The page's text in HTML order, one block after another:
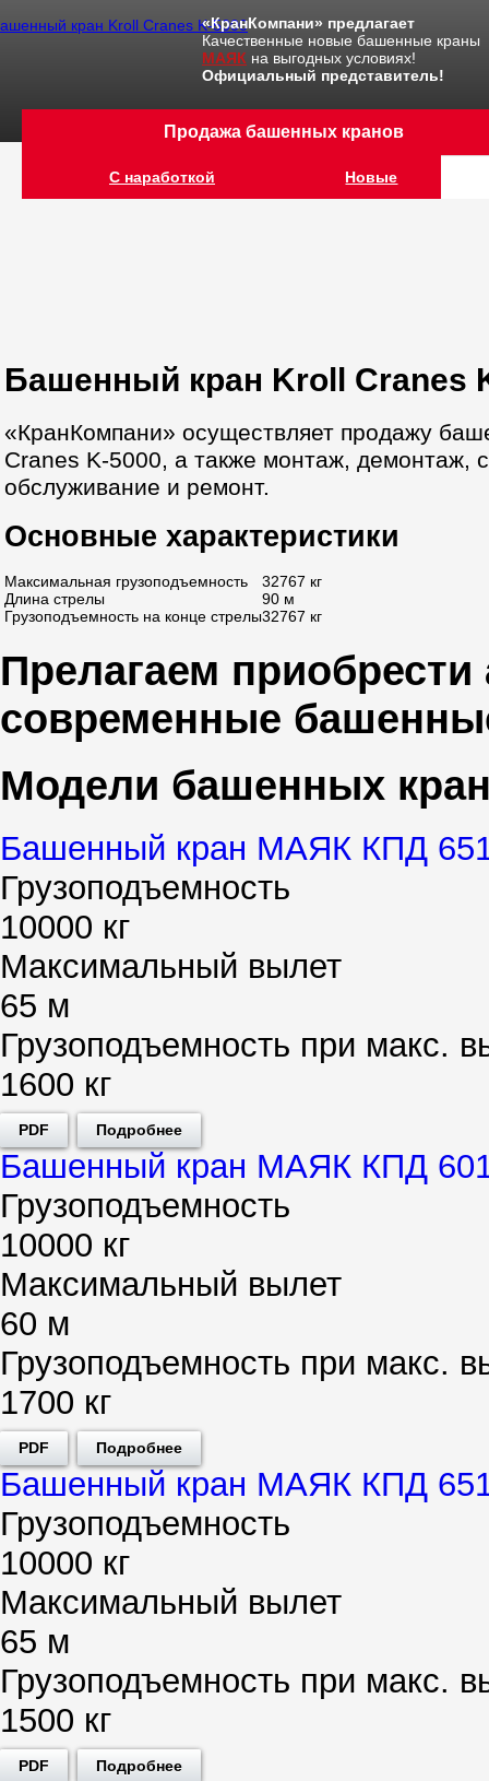
«КранКомпани» предлагает
Качественные новые башенные краны
МАЯК на выгодных условиях!
Официальный представитель!
Продажа башенных кранов
С наработкой Новые
Башенный кран Kroll Cranes
«КранКомпани» осуществляет продажу
Cranes K-5000, а также монтаж, демонтаж,
обслуживание и ремонт.
Основные характеристики
Максимальная грузоподъемность
32767 кг
Длина стрелы
90 м
Грузоподъемность на конце стрелы32767 кг
Прелагаем
современные
Модели башенных
Башенный кран МАЯК КПД
Грузоподъемность
10000 кг
Максимальный вылет
65 м
Грузоподъемность при макс.
1600 кг
PDF Подробнее
Башенный кран МАЯК КПД
Грузоподъемность
10000 кг
Максимальный вылет
60 м
Грузоподъемность при макс.
1700 кг
PDF Подробнее
Башенный кран МАЯК КПД
Грузоподъемность
10000 кг
Максимальный вылет
65 м
Грузоподъемность при макс.
1500 кг
PDF Подробнее